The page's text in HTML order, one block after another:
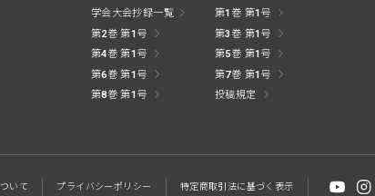
学会大会抄録一覧
第1巻 第1号
第2巻 第1号
第3巻 第1号
第4巻 第1号
第5巻 第1号
第6巻 第1号
第7巻 第1号
第8巻 第1号
投稿規定
ついて プライバシーポリシー 特定商取引法に基づく表示